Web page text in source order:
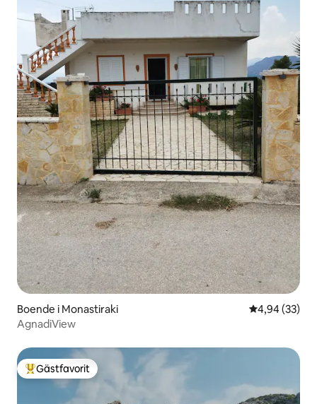
Boende i Monastiraki 4,94 av 5 i
4,94 (33)
AgnadiView
Populär gästfavorit
Gästfavorit